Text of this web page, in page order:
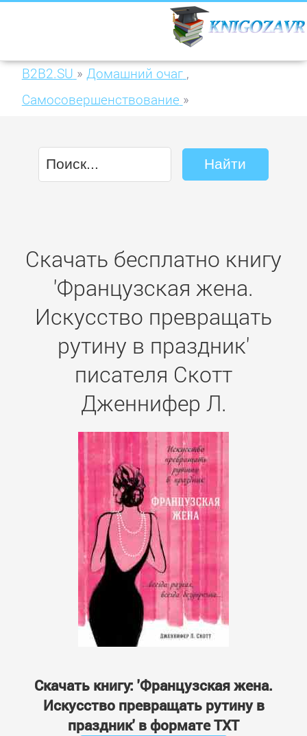
B2B2.SU » Домашний очаг ,
Самосовершенствование »
рутину в праздник
Скачать бесплатно книгу
'Французская жена.
Искусство превращать
рутину в праздник'
писателя Скотт
Дженнифер Л.
Скачать книгу: 'Французская жена.
Искусство превращать рутину в
праздник' в формате TXT